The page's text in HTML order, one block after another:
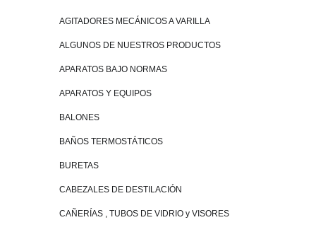
AGITADORES MECÁNICOS A VARILLA
ALGUNOS DE NUESTROS PRODUCTOS
APARATOS BAJO NORMAS
APARATOS Y EQUIPOS
BALONES
BAÑOS TERMOSTÁTICOS
BURETAS
CABEZALES DE DESTILACIÓN
CAÑERÍAS , TUBOS DE VIDRIO y VISORES